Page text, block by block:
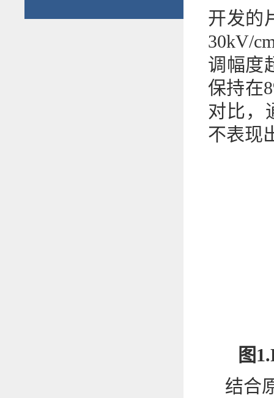
开发的
30kV/
调幅度
保持在
对比，
不表现
图1.
结合